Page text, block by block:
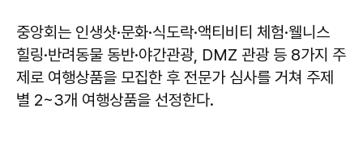
중앙회는 인생샷·문화·식도락·액티비티 체험·웰니스
힐링·반려동물 동반·야간관광, DMZ 관광 등 8가지 주
제로 여행상품을 모집한 후 전문가 심사를 거쳐 주제
별 2~3개 여행상품을 선정한다.